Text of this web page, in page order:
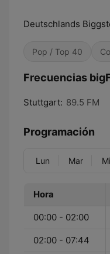
Deutschlands
Pop / Top 40
Frecuencias
Stuttgart: 89.5 FM
Programación
Lun Mar
Hora
00:00 - 02:00
02:00 - 07:44